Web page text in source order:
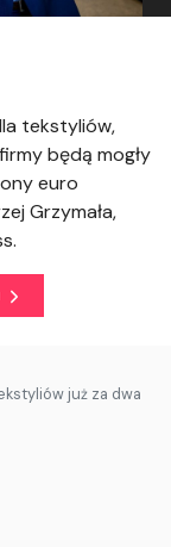
tekstyliów,
będą mogły
euro
Grzymała,
już za dwa